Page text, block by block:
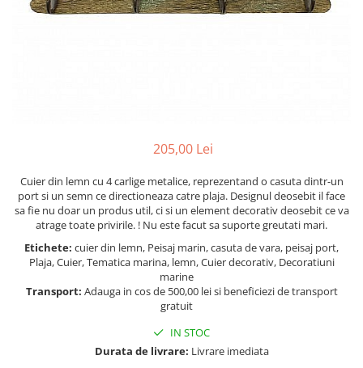
205,00 Lei
Cuier din lemn cu 4 carlige metalice, reprezentand o casuta dintr-un
port si un semn ce directioneaza catre plaja. Designul deosebit il face
sa fie nu doar un produs util, ci si un element decorativ deosebit ce va
atrage toate privirile. ! Nu este facut sa suporte greutati mari.
Etichete: cuier din lemn, Peisaj marin, casuta de vara, peisaj port,
Plaja, Cuier, Tematica marina, lemn, Cuier decorativ, Decoratiuni
marine
Transport: Adauga in cos de 500,00 lei si beneficiezi de transport
gratuit
IN STOC
Durata de livrare: Livrare imediata